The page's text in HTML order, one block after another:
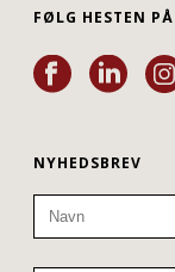
FØLG HESTEN PÅ
NYHEDSBREV